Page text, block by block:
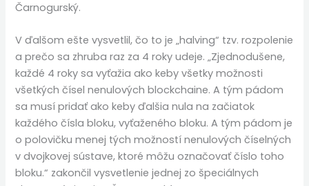
Čarnogurský.
V ďalšom ešte vysvetlil, čo to je „halving“ tzv. rozpolenie
a prečo sa zhruba raz za 4 roky udeje. „Zjednodušene,
každé 4 roky sa vyťažia ako keby všetky možnosti
všetkých čísel nenulových blockchaine. A tým pádom
sa musí pridať ako keby ďalšia nula na začiatok
každého čísla bloku, vyťaženého bloku. A tým pádom je
o polovičku menej tých možností nenulových číselných
v dvojkovej sústave, ktoré môžu označovať číslo toho
bloku.“ zakončil vysvetlenie jednej zo špeciálnych